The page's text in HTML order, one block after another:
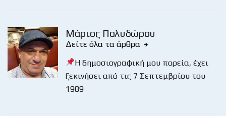
Μάριος Πολυδώρου
Δείτε όλα τα άρθρα
Η δημοσιογραφική μου πορεία, έχει
ξεκινήσει από τις 7 Σεπτεμβρίου του
1989